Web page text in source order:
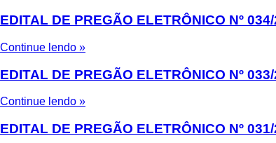
EDITAL DE PREGÃO ELETRÔNICO Nº
Continue lendo »
EDITAL DE PREGÃO ELETRÔNICO Nº
Continue lendo »
EDITAL DE PREGÃO ELETRÔNICO Nº